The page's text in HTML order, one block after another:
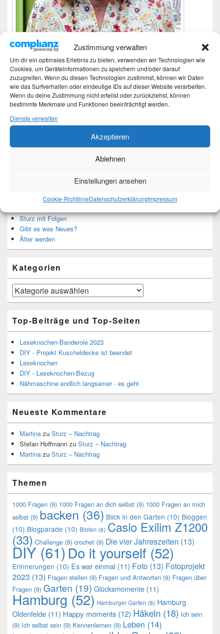
Zustimmung verwalten
Um dir ein optimales Erlebnis zu bieten, verwenden wir Technologien wie
Cookies, um Geräteinformationen zu speichern und/oder darauf
zuzugreifen. Wenn du diesen Technologien zustimmst, können wir Daten
wie das Surfverhalten oder eindeutige IDs auf dieser Website verarbeiten.
Wenn du deine Zustimmung nicht erteilst oder zurückziehst, können
bestimmte Merkmale und Funktionen beeinträchtigt werden.
Dienste verwalten
Akzeptieren
Ablehnen
Einstellungen ansehen
Cookie-RichtlinieDatenschutzerklärungImpressum
Ich bin Martina und Autorin dieses Blogs.
Mehr Infos unter About me.
Translate:
Neueste Beiträge
Hochzeitstage und ihre Bedeutung
Sturz mit Folgen
Gibt es was Neues?
Älter werden
Kategorien
Kategorien
Top-Beiträge und Top-Seiten
Leseknochen-Banderole 2023
DIY - Projekt Kuscheldecke ist beendet
Leseknochen
DIY - Leseknochen-Bezug
Nähmaschine endlich langsamer - es geht
Neueste Kommentare
Martina zu Sturz – Nachtrag
Stefan Hoffmann zu Sturz – Nachtrag
Martina zu Sturz – Nachtrag
Themen
1000 Fragen (9) 1000 Fragen an dich selbst (9) 1000 Fragen an mich
selbst (9) backen (36) Blick in den Garten (10) Bloggen
(10) Blogparade (10) Blüten (8) Casio Exilim Z1200
(33) Challenge (9) crochet (9) Die vier Jahreszeiten (13)
DIY (61)Do it yourself (52)
Erinnerungen (10) Es war einmal (11) Foto (13) Fotoprojekt
2023 (13) Fragen stellen (9) Fragen und Antworten (9) Fragen über
Fragen (9) Garten (19) Glücksmomente (11)
Hamburg (52) Hamburger Garten (8) Hamburg
Oldenfelde (11) Happy moments (12) Häkeln (18) Ich sein
(9) Ich selbst sein (9) Kennenlernen (9) Leben (14)